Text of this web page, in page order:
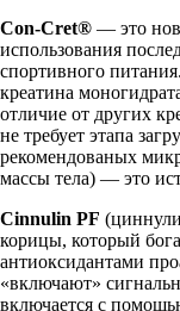
Con-Cret® — это
использования
спортивного
креатина
отличие от других
не требует этапа
рекомендованых
массы тела) — это
Cinnulin PF
корицы, который
антиоксидантами
«включают»
включается с